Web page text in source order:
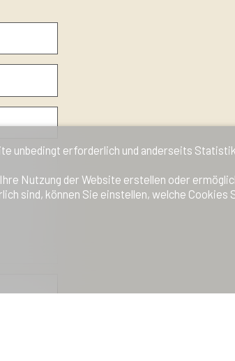
unbedingt erforderlich und anderseits
Nutzung der Website erstellen oder
sind, können Sie einstellen, welche Cookies